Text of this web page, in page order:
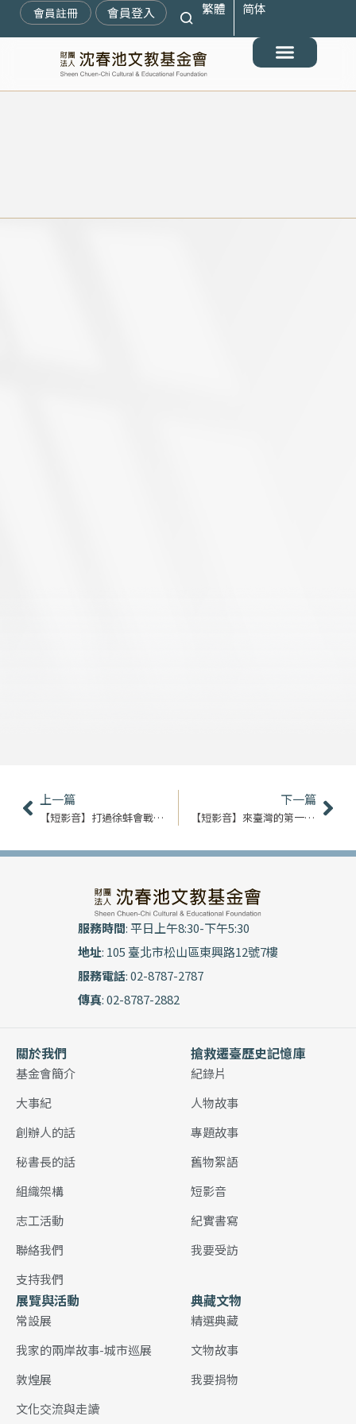
會員註冊 會員登入 繁體 简体
上一頁
上一篇
【短影音】打過徐蚌會戰的裝甲兵｜全禹華
下一篇
【短影音】來臺灣的第一印象｜潘伯安
下
服務時間: 平日上午8:30-下午5:30
地址: 105 臺北市松山區東興路12號7樓
服務電話: 02-8787-2787
傳真: 02-8787-2882
關於我們
基金會簡介
大事紀
創辦人的話
秘書長的話
組織架構
志工活動
聯絡我們
支持我們
搶救遷臺歷史記憶庫
紀錄片
人物故事
專題故事
舊物絮語
短影音
紀實書寫
我要受訪
展覽與活動
常設展
我家的兩岸故事-城市巡展
敦煌展
文化交流與走讀
典藏文物
精選典藏
文物故事
我要捐物